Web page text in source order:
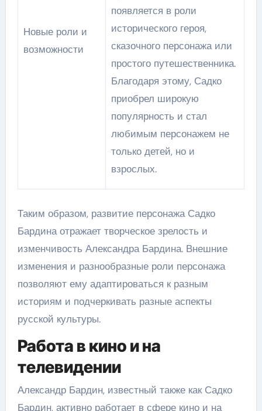
Новые роли и
возможности
появляется в роли
исторического героя,
сказочного персонажа или
простого путешественника.
Благодаря этому, Садко
приобрел широкую
популярность и стал
любимым персонажем не
только детей, но и
взрослых.
Таким образом, развитие персонажа Садко
Бардина отражает творческое зрелость и
изменчивость Александра Бардина. Внешние
изменения и разнообразные роли персонажа
позволяют ему адаптироваться к разным
историям и подчеркивать разные аспекты
русской культуры.
Работа в кино и на
телевидении
Александр Бардин, известный также как Садко
Бардин, активно работает в сфере кино и на